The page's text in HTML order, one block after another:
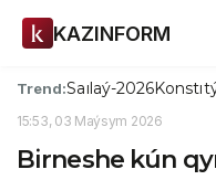
KAZINFORM
Trend:Saılaý-2026
15:53, 03 Maýsym 2026
Birneshe kún